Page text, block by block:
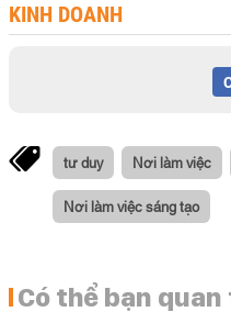
KINH DOANH
tư duy Nơi làm việc
Nơi làm việc sáng tạo
Có thể bạn quan